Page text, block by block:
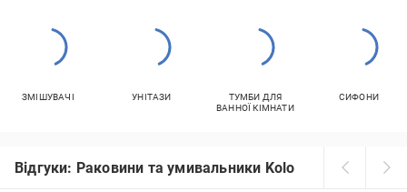
ЗМІШУВАЧІ УНІТАЗИ
ТУМБИ ДЛЯ
ВАННОЇ КІМНАТИ
СИФОНИ
Відгуки: Раковини та умивальники Kolo